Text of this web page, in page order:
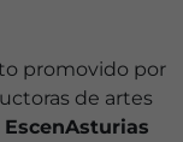
promovido por
de artes
EscenAsturias